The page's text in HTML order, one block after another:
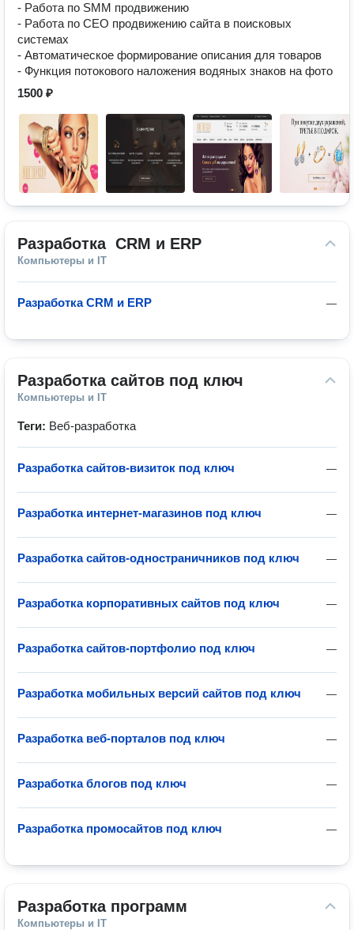
- Работа по SMM продвижению
- Работа по СЕО продвижению сайта в поисковых
системах
- Автоматическое формирование описания для товаров
- Функция потокового наложения водяных знаков на фото
1500 ₽
Разработка  СRM и ERP
Компьютеры и IT
—
Разработка CRM и ERP
Разработка сайтов под ключ
Компьютеры и IT
Теги: Веб-разработка
—
Разработка сайтов-визиток под ключ
—
Разработка интернет-магазинов под ключ
—
Разработка сайтов-одностраничников под ключ
—
Разработка корпоративных сайтов под ключ
—
Разработка сайтов-портфолио под ключ
—
Разработка мобильных версий сайтов под ключ
—
Разработка веб-порталов под ключ
—
Разработка блогов под ключ
—
Разработка промосайтов под ключ
Разработка программ
Компьютеры и IT